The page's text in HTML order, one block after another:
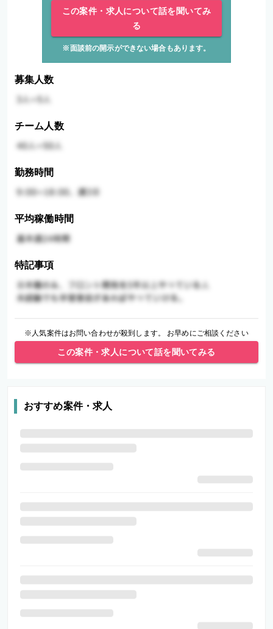
この案件・求人について話を聞いてみ
る
※面談前の開示ができない場合もあります。
募集人数
チーム人数
勤務時間
平均稼働時間
特記事項
※人気案件はお問い合わせが殺到します。 お早めにご相談ください
この案件・求人について話を聞いてみる
おすすめ案件・求人